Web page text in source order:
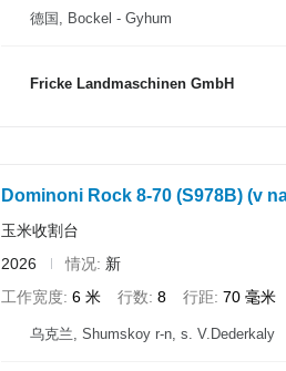
德国, Bockel - Gyhum
Fricke Landmaschinen GmbH
Dominoni Rock 8-70 (S978B) (v
玉米收割台
2026
情况 新
工作宽度 6 米 行数 8 行距 70 毫米
乌克兰, Shumskoy r-n, s. V.Dederkaly